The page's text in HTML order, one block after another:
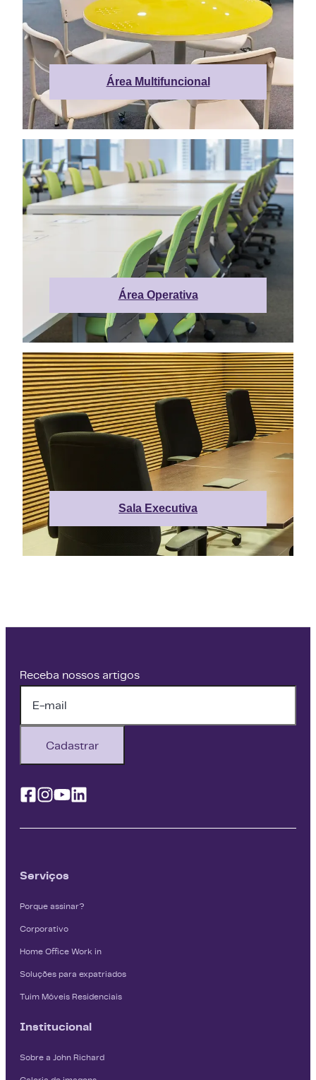
Área Multifuncional
Área Operativa
Sala Executiva
Receba nossos artigos
Cadastrar
Facebook
Instagram
YoutubeLinkedin
Serviços
Porque assinar?
Corporativo
Home Office Work in
Soluções para expatriados
Tuim Móveis Residenciais
Institucional
Sobre a John Richard